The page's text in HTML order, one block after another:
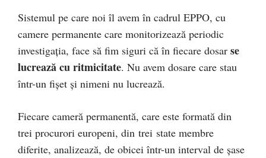
Sistemul pe care noi îl avem în cadrul EPPO, cu
camere permanente care monitorizează periodic
investigația, face să fim siguri că în fiecare dosar se
lucrează cu ritmicitate. Nu avem dosare care stau
într-un fișet și nimeni nu lucrează.
Fiecare cameră permanentă, care este formată din
trei procurori europeni, din trei state membre
diferite, analizează, de obicei într-un interval de șase